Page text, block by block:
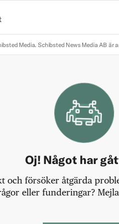
Media. Schibsted News Media AB är
Oj! Något har
och försöker åtgärda
eller funderingar?